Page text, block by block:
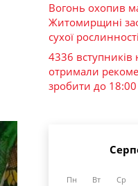
Вогонь охопив
Житомирщині
сухої рослинності
4336
отримали
зробити до
Пн Вт Ср